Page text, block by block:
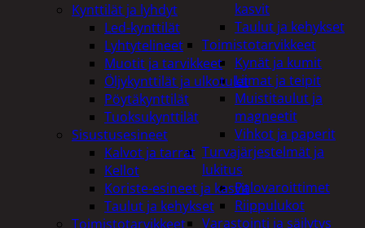
kasvit
Taulut ja kehykset
Toimistotarvikkeet
Kynät ja kumit
Liimat ja teipit
Muistitaulut ja
magneetit
Vihkot ja paperit
Turvajärjestelmät ja
lukitus
Palovaroittimet
Riippulukot
Varastointi ja säilytys
Kynttilät ja lyhdyt
Led-kynttilät
Lyhtytelineet
Muotit ja tarvikkeet
Öljykynttilät ja ulkotulet
Pöytäkynttilät
Tuoksukynttilät
Sisustusesineet
Kalvot ja tarrat
Kellot
Koriste-esineet ja kasvit
Taulut ja kehykset
Toimistotarvikkeet